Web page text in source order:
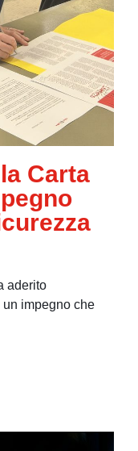
Carta
aderito
impegno che